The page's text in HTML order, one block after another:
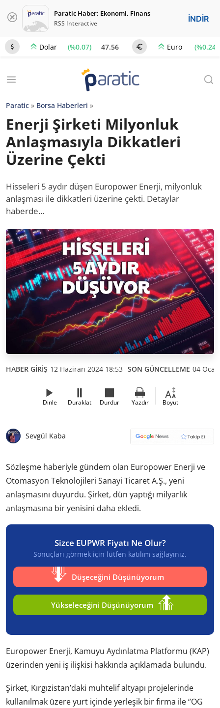
Paratic Haber: Ekonomi, Finans
RSS Interactive İNDİR
Dolar (%0.07) 47.56 Euro (%0.24)
Paratic » Borsa Haberleri »
Enerji Şirketi Milyonluk
Anlaşmasıyla Dikkatleri
Üzerine Çekti
Hisseleri 5 aydır düşen Europower Enerji, milyonluk
anlaşması ile dikkatleri üzerine çekti. Detaylar
haberde...
HABER GİRİŞ 12 Haziran 2024 18:53 SON GÜNCELLEME 04
Dinle Duraklat Durdur Yazdır Boyut
Sevgül Kaba
Sözleşme haberiyle gündem olan Europower Enerji ve
Otomasyon Teknolojileri Sanayi Ticaret A.Ş., yeni
anlaşmasını duyurdu. Şirket, dün yaptığı milyarlık
anlaşmasına bir yenisini daha ekledi.
Sizce EUPWR Fiyatı Ne Olur?
Sonuçları görmek için lütfen katılım sağlayınız.
Düşeceğini Düşünüyorum
Yükseleceğini Düşünüyorum
Europower Enerji, Kamuyu Aydınlatma Platformu (KAP)
üzerinden yeni iş ilişkisi hakkında açıklamada bulundu.
Şirket, Kırgızistan’daki muhtelif altyapı projelerinde
kullanılmak üzere yurt içinde yerleşik bir firma ile ‘’OG